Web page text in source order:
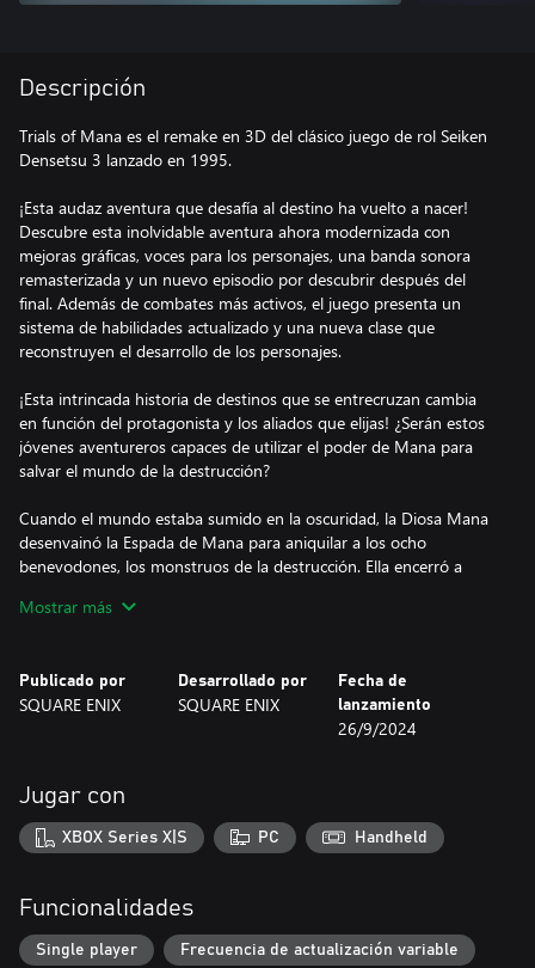
Descripción
Trials of Mana es el remake en 3D del clásico juego de rol Seiken
Densetsu 3 lanzado en 1995.
¡Esta audaz aventura que desafía al destino ha vuelto a nacer!
Descubre esta inolvidable aventura ahora modernizada con
mejoras gráficas, voces para los personajes, una banda sonora
remasterizada y un nuevo episodio por descubrir después del
final. Además de combates más activos, el juego presenta un
sistema de habilidades actualizado y una nueva clase que
reconstruyen el desarrollo de los personajes.
¡Esta intrincada historia de destinos que se entrecruzan cambia
en función del protagonista y los aliados que elijas! ¿Serán estos
jóvenes aventureros capaces de utilizar el poder de Mana para
salvar el mundo de la destrucción?
Cuando el mundo estaba sumido en la oscuridad, la Diosa Mana
desenvainó la Espada de Mana para aniquilar a los ocho
benevodones, los monstruos de la destrucción. Ella encerró a
destrucción segura. Exhausta tras reconstruir el mundo, la Diosa
liberar a los benevodones con el propósito de dominar el mundo.
Dieron comienzo a una terrible guerra para alcanzar su objetivo y
desestabilizar los reinos. La paz llegó a su fin. El Mana fue
empezó a marchitarse…
CARACTERÍSTICAS PRINCIPALES
Gráficos renovados en 3D
serie Mana, lanzado originalmente en Japón como Seiken
cero con gráficos modernos en 3D.
Mostrar más
Publicado por
SQUARE ENIX
Desarrollado por
SQUARE ENIX
Fecha de
lanzamiento
26/9/2024
Jugar con
XBOX Series X|S PC Handheld
Funcionalidades
Single player Frecuencia de actualización variable